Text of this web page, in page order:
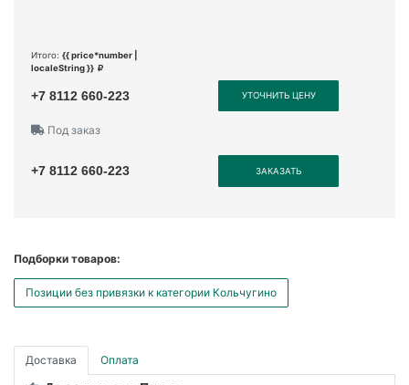
Итого: {{ price*number |
localeString }}
+7 8112 660-223 УТОЧНИТЬ ЦЕНУ
Под заказ
+7 8112 660-223 ЗАКАЗАТЬ
Подборки товаров:
Позиции без привязки к категории Кольчугино
Доставка Оплата